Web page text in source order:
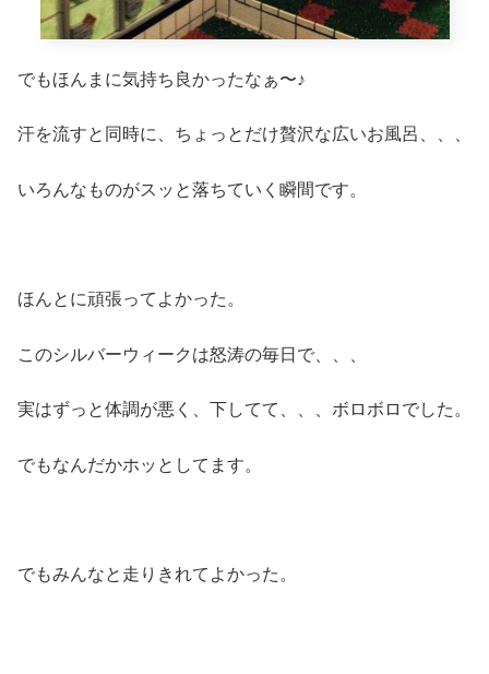
でもほんまに気持ち良かったなぁ〜♪
汗を流すと同時に、ちょっとだけ贅沢な広いお風呂、、、
いろんなものがスッと落ちていく瞬間です。
ほんとに頑張ってよかった。
このシルバーウィークは怒涛の毎日で、、、
実はずっと体調が悪く、下してて、、、ボロボロでした。
でもなんだかホッとしてます。
でもみんなと走りきれてよかった。